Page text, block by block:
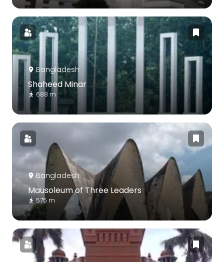
Bangladesh
Shaheed Minar
688 m
Bangladesh
Mausoleum of Three Leaders
575 m